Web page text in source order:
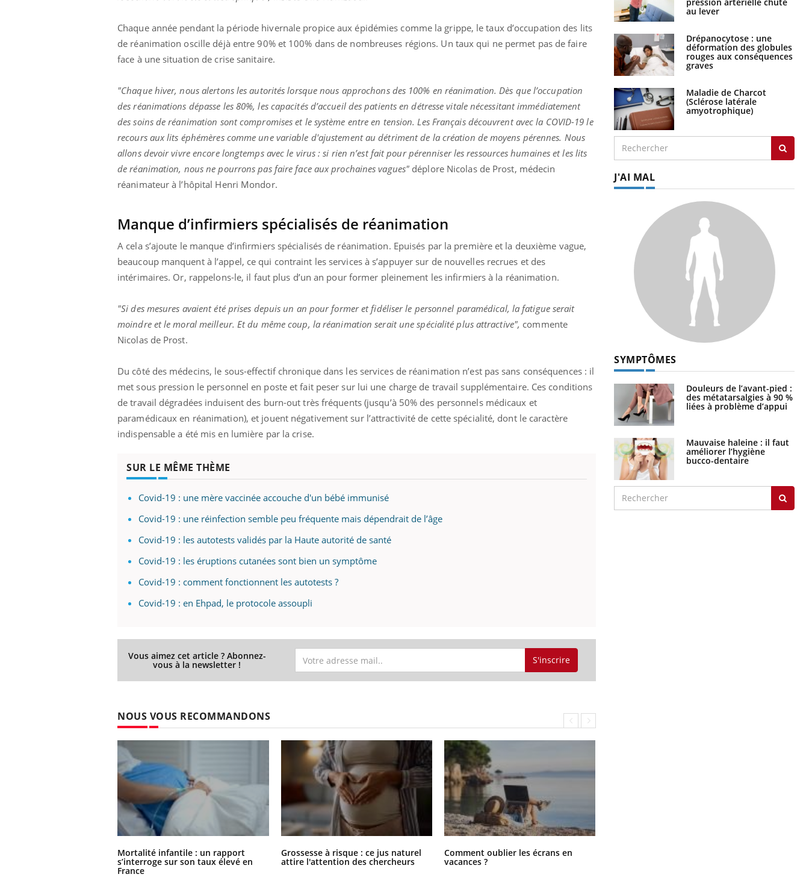
Chaque année pendant la période hivernale propice aux épidémies comme la grippe, le taux d’occupation des lits
de réanimation oscille déjà entre 90% et 100% dans de nombreuses régions. Un taux qui ne permet pas de faire
face à une situation de crise sanitaire.
"Chaque hiver, nous alertons les autorités lorsque nous approchons des 100% en réanimation. Dès que l’occupation
des réanimations dépasse les 80%, les capacités d’accueil des patients en détresse vitale nécessitant immédiatement
des soins de réanimation sont compromises et le système entre en tension. Les Français découvrent avec la COVID-19 le
recours aux lits éphémères comme une variable d'ajustement au détriment de la création de moyens pérennes. Nous
allons devoir vivre encore longtemps avec le virus : si rien n’est fait pour pérenniser les ressources humaines et les lits
de réanimation, nous ne pourrons pas faire face aux prochaines vagues" déplore Nicolas de Prost, médecin
réanimateur à l’hôpital Henri Mondor.
Manque d’infirmiers spécialisés de réanimation
A cela s’ajoute le manque d’infirmiers spécialisés de réanimation. Epuisés par la première et la deuxième vague,
beaucoup manquent à l’appel, ce qui contraint les services à s’appuyer sur de nouvelles recrues et des
intérimaires. Or, rappelons-le, il faut plus d’un an pour former pleinement les infirmiers à la réanimation.
"Si des mesures avaient été prises depuis un an pour former et fidéliser le personnel paramédical, la fatigue serait
moindre et le moral meilleur. Et du même coup, la réanimation serait une spécialité plus attractive", commente
Nicolas de Prost.
Du côté des médecins, le sous-effectif chronique dans les services de réanimation n’est pas sans conséquences : il
met sous pression le personnel en poste et fait peser sur lui une charge de travail supplémentaire. Ces conditions
de travail dégradées induisent des burn-out très fréquents (jusqu’à 50% des personnels médicaux et
paramédicaux en réanimation), et jouent négativement sur l’attractivité de cette spécialité, dont le caractère
indispensable a été mis en lumière par la crise.
SUR LE MÊME THÈME
Covid-19 : une mère vaccinée accouche d'un bébé immunisé
Covid-19 : une réinfection semble peu fréquente mais dépendrait de l’âge
Covid-19 : les autotests validés par la Haute autorité de santé
Covid-19 : les éruptions cutanées sont bien un symptôme
Covid-19 : comment fonctionnent les autotests ?
Covid-19 : en Ehpad, le protocole assoupli
Vous aimez cet article ? Abonnez-
vous à la newsletter ! S'inscrire
NOUS VOUS RECOMMANDONS
Mortalité infantile : un rapport
s’interroge sur son taux élevé en
France
Grossesse à risque : ce jus naturel
attire l'attention des chercheurs
Comment oublier les écrans en
vacances ?
au lever
Drépanocytose : une
déformation des globules
rouges aux conséquences
graves
Maladie de Charcot
(Sclérose latérale
amyotrophique)
J'AI MAL
SYMPTÔMES
Douleurs de l’avant-pied :
des métatarsalgies à 90 %
liées à problème d’appui
Mauvaise haleine : il faut
améliorer l’hygiène
bucco-dentaire